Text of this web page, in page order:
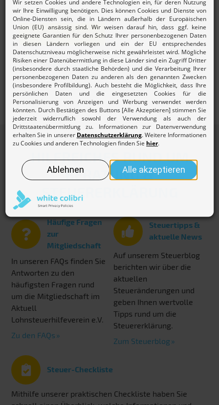
Beitrag berechnen
Mehr zurBeitragsordnung und den Gebühren des
Lohnsteuerhilfevereins.
HILFREICHES RUND UM
BERATUNG &
STEUERERKLÄRUNG
Häufige Fragen
zur
Mitgliedschaft
In unseren FAQs finden Sie
Antworten zu den
häufigsten Fragen rund
um die Mitgliedschaft im
Aktuell
Lohnsteuerhilfeverein e.V.
Zu den FAQs
Steuertipps &
aktuelle News
Auf unserem Steuerblog
berichten wir über die
aktuellen
Steueränderungen und
geben Ihnen wertvolle
Tipps rund um die
Steuererklärung.
Zum Steuerblog
Steuer-Checkliste
Mithilfe unserer praktischen Checkliste haben Sie